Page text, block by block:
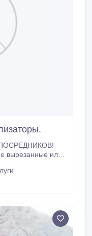
ПОСРЕДНИКОВ!
вырезанные или
с
в Самаре.